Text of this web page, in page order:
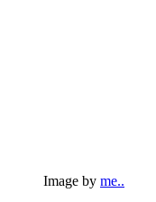
Image by me..